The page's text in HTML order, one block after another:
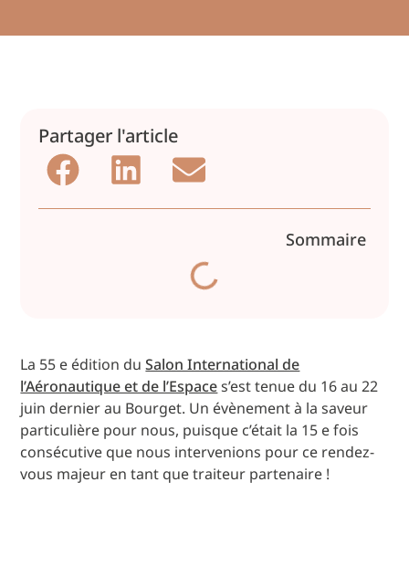
La 55 e édition duSalon International de
l’Aéronautique et de l’Espaces’est tenue du 16 au 22
juin dernier au Bourget. Un évènement à la saveur
particulière pour nous, puisque c’était la 15 e fois
consécutive que nous intervenions pour ce rendez-
vous majeur en tant que traiteur partenaire !
Partager l'article
Sommaire